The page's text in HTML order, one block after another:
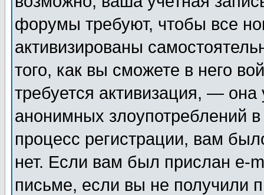
форумы требуют, чтобы все
активизированы
того, как вы сможете в него
требуется активизация, —
анонимных злоупотреблений
процесс регистрации, вам
нет. Если вам был прислан e-
письме, если вы не получили